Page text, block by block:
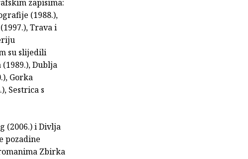
zapisima:
(1988.),
Trava i
su slijedili
Dublja
Gorka
Sestrica s
(2006.) i Divlja
pozadine
Zbirka